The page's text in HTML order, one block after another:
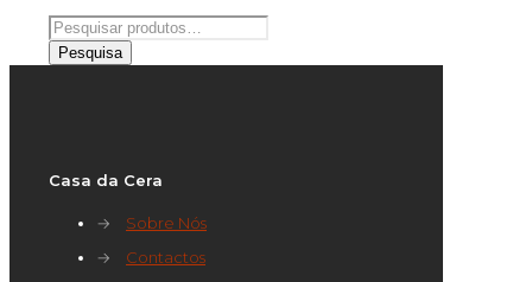
Pesquisar
por:
Pesquisa
Casa da Cera
→
Sobre Nós
→
Contactos